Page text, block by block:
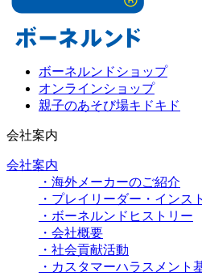
ボーネルンドショップ
オンラインショップ
親子のあそび場キドキド
会社案内
会社案内
・海外メーカーのご紹介
・プレイリーダー・インス
・ボーネルンドヒストリー
・会社概要
・社会貢献活動
・カスタマーハラスメント